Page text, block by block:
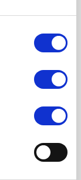
Neste Innlegg→